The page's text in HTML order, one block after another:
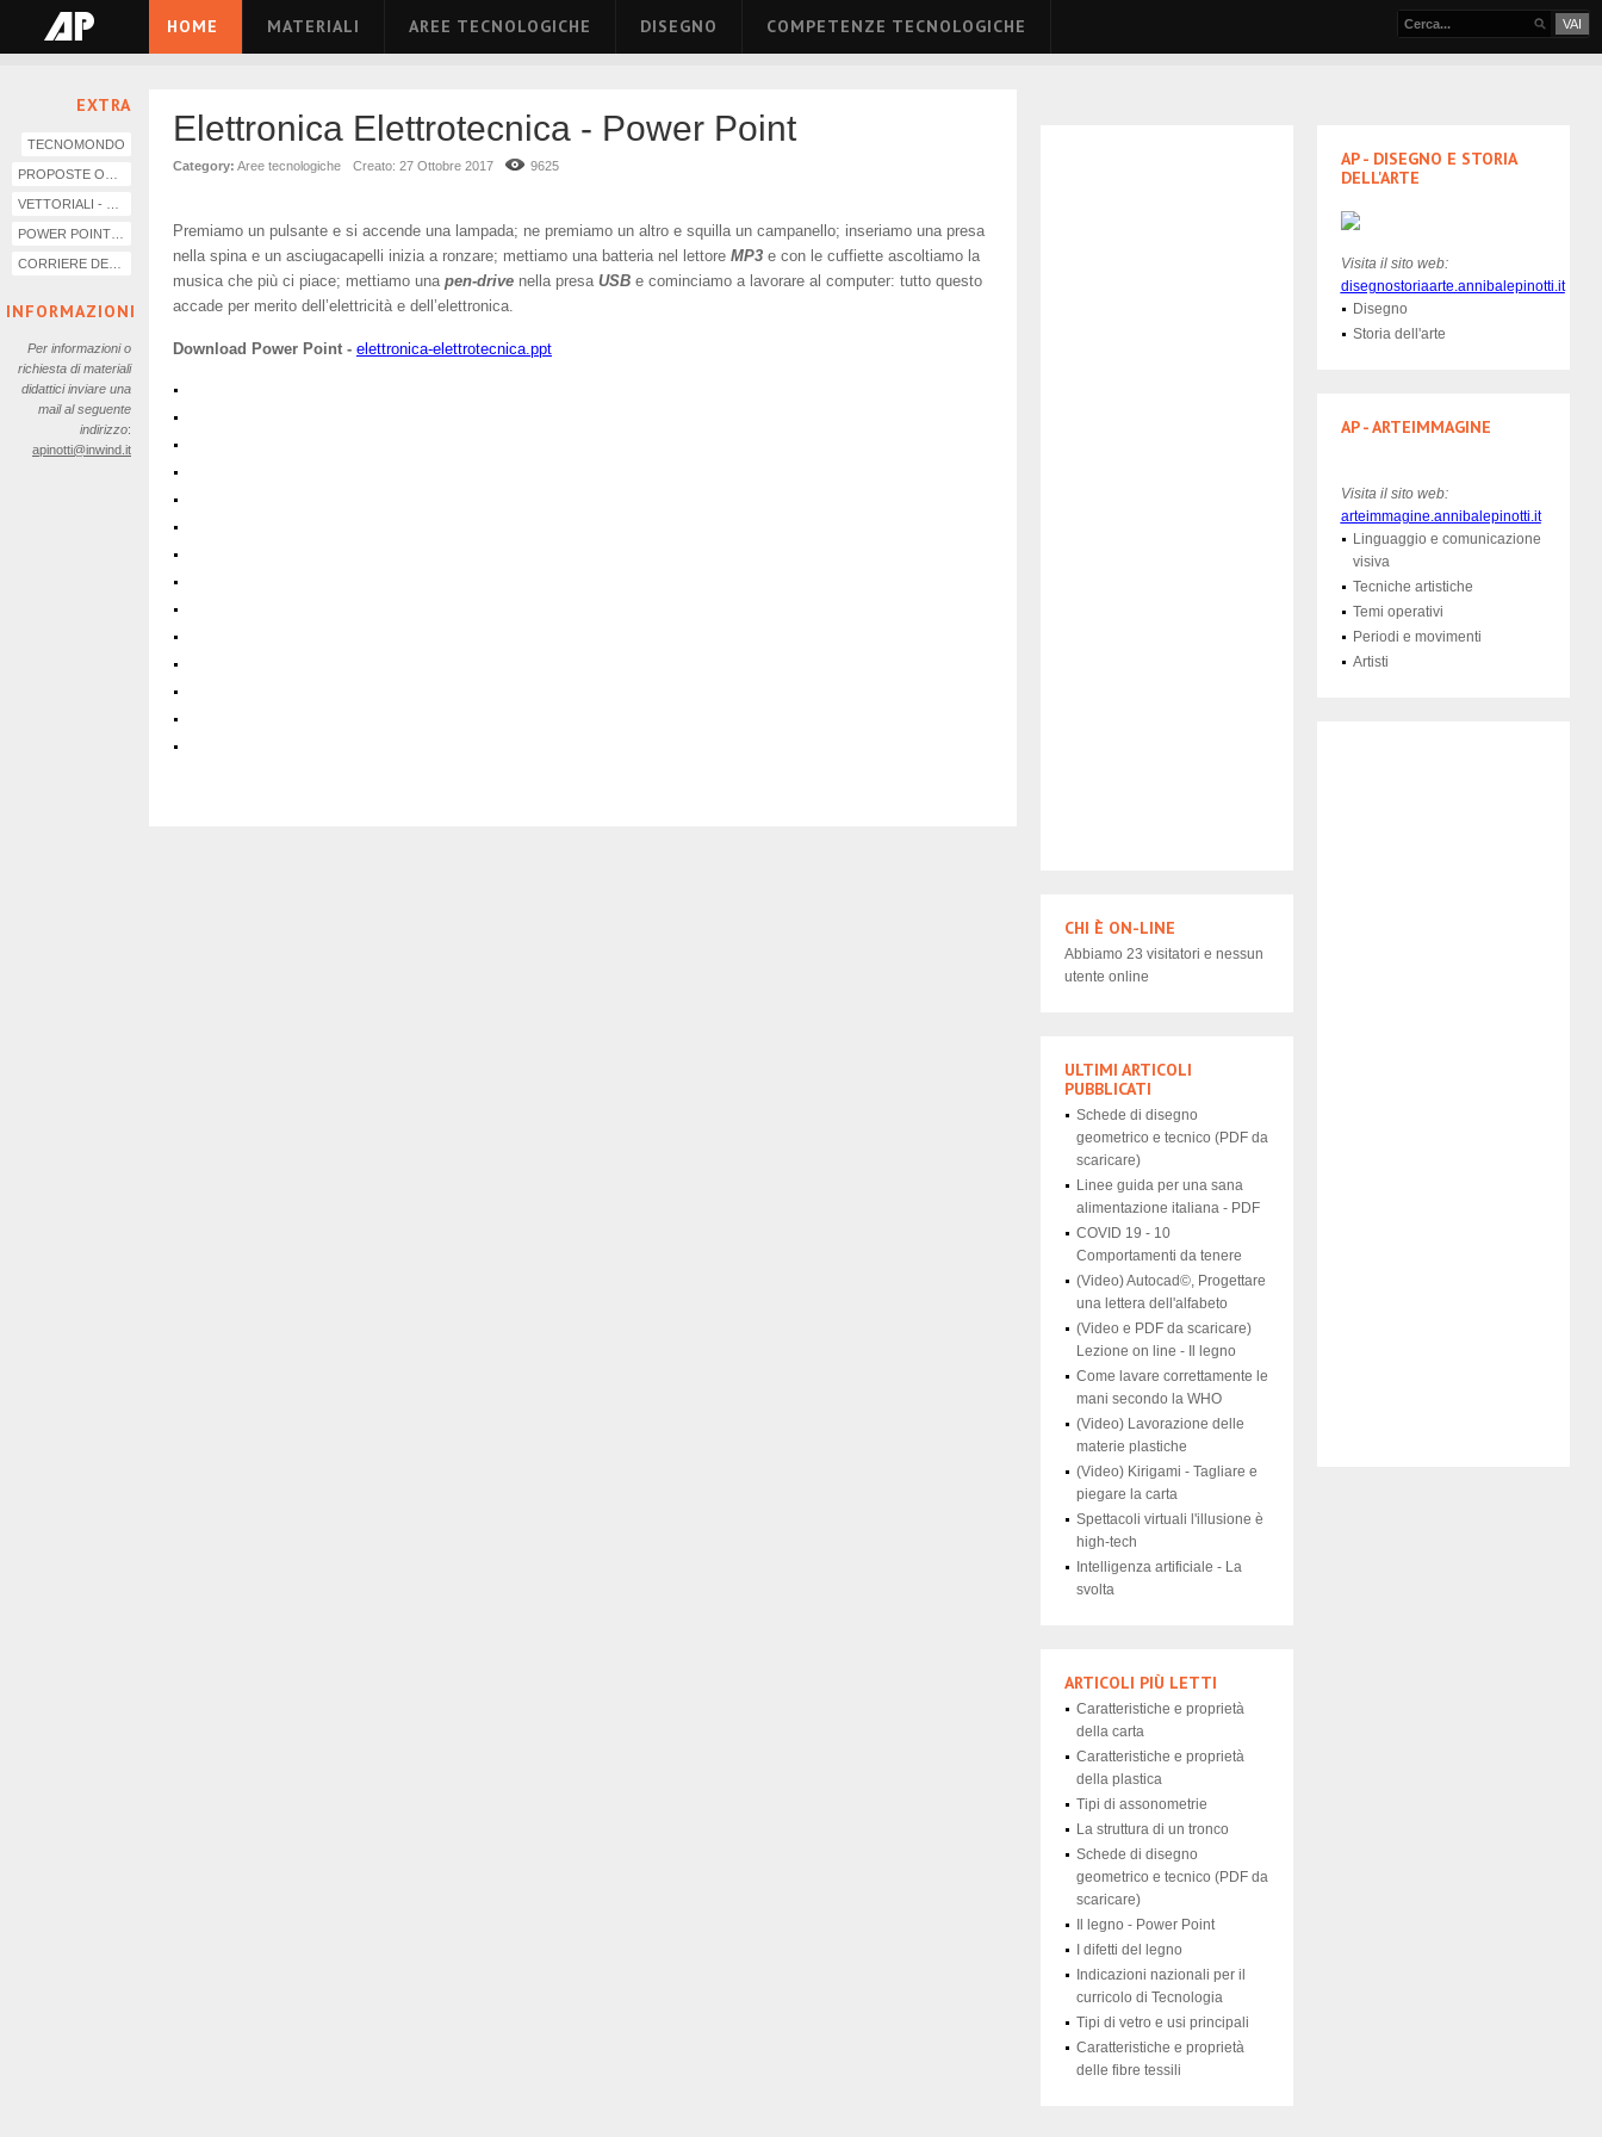
HOME MATERIALI AREE TECNOLOGICHE DISEGNO COMPETENZE TECNOLOGICHE VAI
Elettronica Elettrotecnica - Power Point
Category: Aree tecnologiche Creato: 27 Ottobre 2017 9625
Premiamo un pulsante e si accende una lampada; ne premiamo un altro e squilla un campanello; inseriamo una presa
nella spina e un asciugacapelli inizia a ronzare; mettiamo una batteria nel lettore MP3 e con le cuffiette ascoltiamo la
musica che più ci piace; mettiamo una pen-drive nella presa USB e cominciamo a lavorare al computer: tutto questo
accade per merito dell’elettricità e dell’elettronica.
Download Power Point - elettronica-elettrotecnica.ppt
CHI È ON-LINE
Abbiamo 23 visitatori e nessun
utente online
ULTIMI ARTICOLI
PUBBLICATI
Schede di disegno
geometrico e tecnico (PDF da
scaricare)
Linee guida per una sana
alimentazione italiana - PDF
COVID 19 - 10
Comportamenti da tenere
(Video) Autocad©, Progettare
una lettera dell'alfabeto
(Video e PDF da scaricare)
Lezione on line - Il legno
Come lavare correttamente le
mani secondo la WHO
(Video) Lavorazione delle
materie plastiche
(Video) Kirigami - Tagliare e
piegare la carta
Spettacoli virtuali l'illusione è
high-tech
Intelligenza artificiale - La
svolta
ARTICOLI PIÙ LETTI
Caratteristiche e proprietà
della carta
Caratteristiche e proprietà
della plastica
Tipi di assonometrie
La struttura di un tronco
Schede di disegno
geometrico e tecnico (PDF da
scaricare)
Il legno - Power Point
I difetti del legno
Indicazioni nazionali per il
curricolo di Tecnologia
Tipi di vetro e usi principali
Caratteristiche e proprietà
delle fibre tessili
AP - DISEGNO E STORIA
DELL'ARTE
Visita il sito web:
disegnostoriaarte.annibalepinotti.it
Disegno
Storia dell'arte
AP - ARTEIMMAGINE
Visita il sito web:
arteimmagine.annibalepinotti.it
Linguaggio e comunicazione
visiva
Tecniche artistiche
Temi operativi
Periodi e movimenti
Artisti
EXTRA
TECNOMONDO
INFORMAZIONI
Per informazioni o
richiesta di materiali
didattici inviare una
mail al seguente
indirizzo:
apinotti@inwind.it